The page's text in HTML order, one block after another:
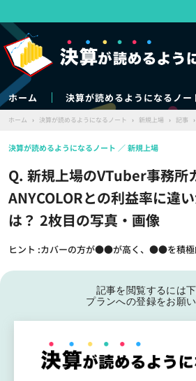
ホーム 決算が読めるようになるノー
ホーム › 決算が読めるようになるノート › 新規上場 › 記事 ›
Q. 新規上場のVTuber事務所
ANYCOLORとの利益率に違
は？ 2枚目の写真・画像
ヒント :カバーの方が●●が高く、●●を積極
決算が読めるようになるノート 新規上場
記事を閲覧するには
プランへの登録をお願